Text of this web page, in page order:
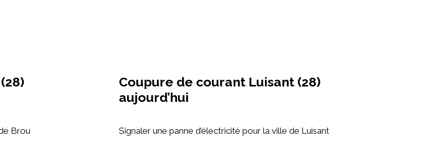
Brou
Coupure de courant Luisant (28)
aujourd’hui
Signaler une panne d’électricité pour la ville de Luisant